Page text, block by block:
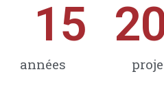
années
15